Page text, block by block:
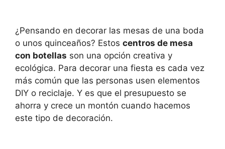
¿Pensando en decorar las mesas de una boda
o unos quinceaños? Estos centros de mesa
con botellas son una opción creativa y
ecológica. Para decorar una fiesta es cada vez
más común que las personas usen elementos
DIY o reciclaje. Y es que el presupuesto se
ahorra y crece un montón cuando hacemos
este tipo de decoración.